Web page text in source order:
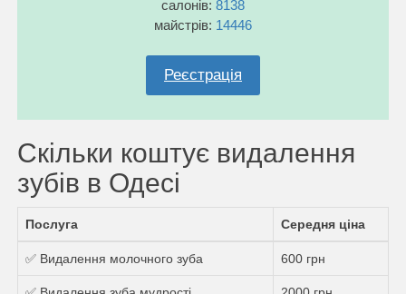
салонів: 8138
майстрів: 14446
Реєстрація
Скільки коштує видалення
зубів в Одесі
Послуга Середня ціна
✅ Видалення молочного зуба 600 грн